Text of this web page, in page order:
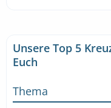
Unsere Top 5
Euch
Thema